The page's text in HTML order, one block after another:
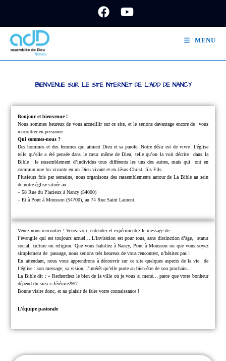
MENU
BIENVENUE SUR LE SITE INTERNET DE L'ADD DE NANCY
Bonjour et bienvenue !
Nous sommes heureux de vous accueillir sur ce site, et le serions davantage encore de vous
rencontrer en personne.
Qui sommes-nous ?
Des hommes et des femmes qui aiment Dieu et sa parole.Notre désir est de vivre l’église
telle qu’elle a été pensée dans le cœur même de Dieu, telle qu’on la voit décritedans la
Bible : le rassemblement d’individus tous différents les uns des autres, mais quiont en
commun une foi vivante en un Dieu vivant et en Jésus-Christ, fils Fils.
Plusieurs fois par semaine, nous organisons des rassemblements autour de La Bible au sein
de notre église située au :
– 58 Rue du Placieux à Nancy (54000)
– Et à Pont à Mousson (54700), au 74 Rue Saint Laurent.
Venez nous rencontrer !Venez voir, entendez et expérimentez le message de
l’évangile qui est toujours actuel… L’invitation est pour tous, sans distinction d’âge, statut
social, culture ou religion. Que vous habitiez à Nancy, Pont à Mousson ou que vous soyez
simplement depassage, nous serions très heureux de vous rencontrer, n’hésitez pas !
En attendant, nous vous apprendrons à découvrir sur ce site quelques aspects de la vie de
l’église : son message, sa vision, l’intérêt qu’elle porte au bien-être de son prochain…
La Bible dit : « Recherchez le bien de la ville où je vous ai mené… parce quevotre bonheur
dépend du sien » Jérémie29/7
Bonne visite donc, et au plaisir de faire votre connaissance !
L’équipe pastorale